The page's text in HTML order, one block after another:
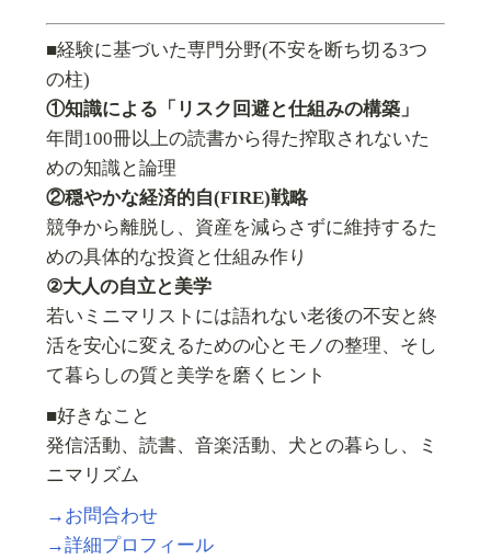
■経験に基づいた専門分野(不安を断ち切る3つ
の柱)
①知識による「リスク回避と仕組みの構築」
年間100冊以上の読書から得た搾取されないた
めの知識と論理
②穏やかな経済的自(FIRE)戦略
競争から離脱し、資産を減らさずに維持するた
めの具体的な投資と仕組み作り
②大人の自立と美学
若いミニマリストには語れない老後の不安と終
活を安心に変えるための心とモノの整理、そし
て暮らしの質と美学を磨くヒント
■好きなこと
発信活動、読書、音楽活動、犬との暮らし、ミ
ニマリズム
→お問合わせ
→詳細プロフィール